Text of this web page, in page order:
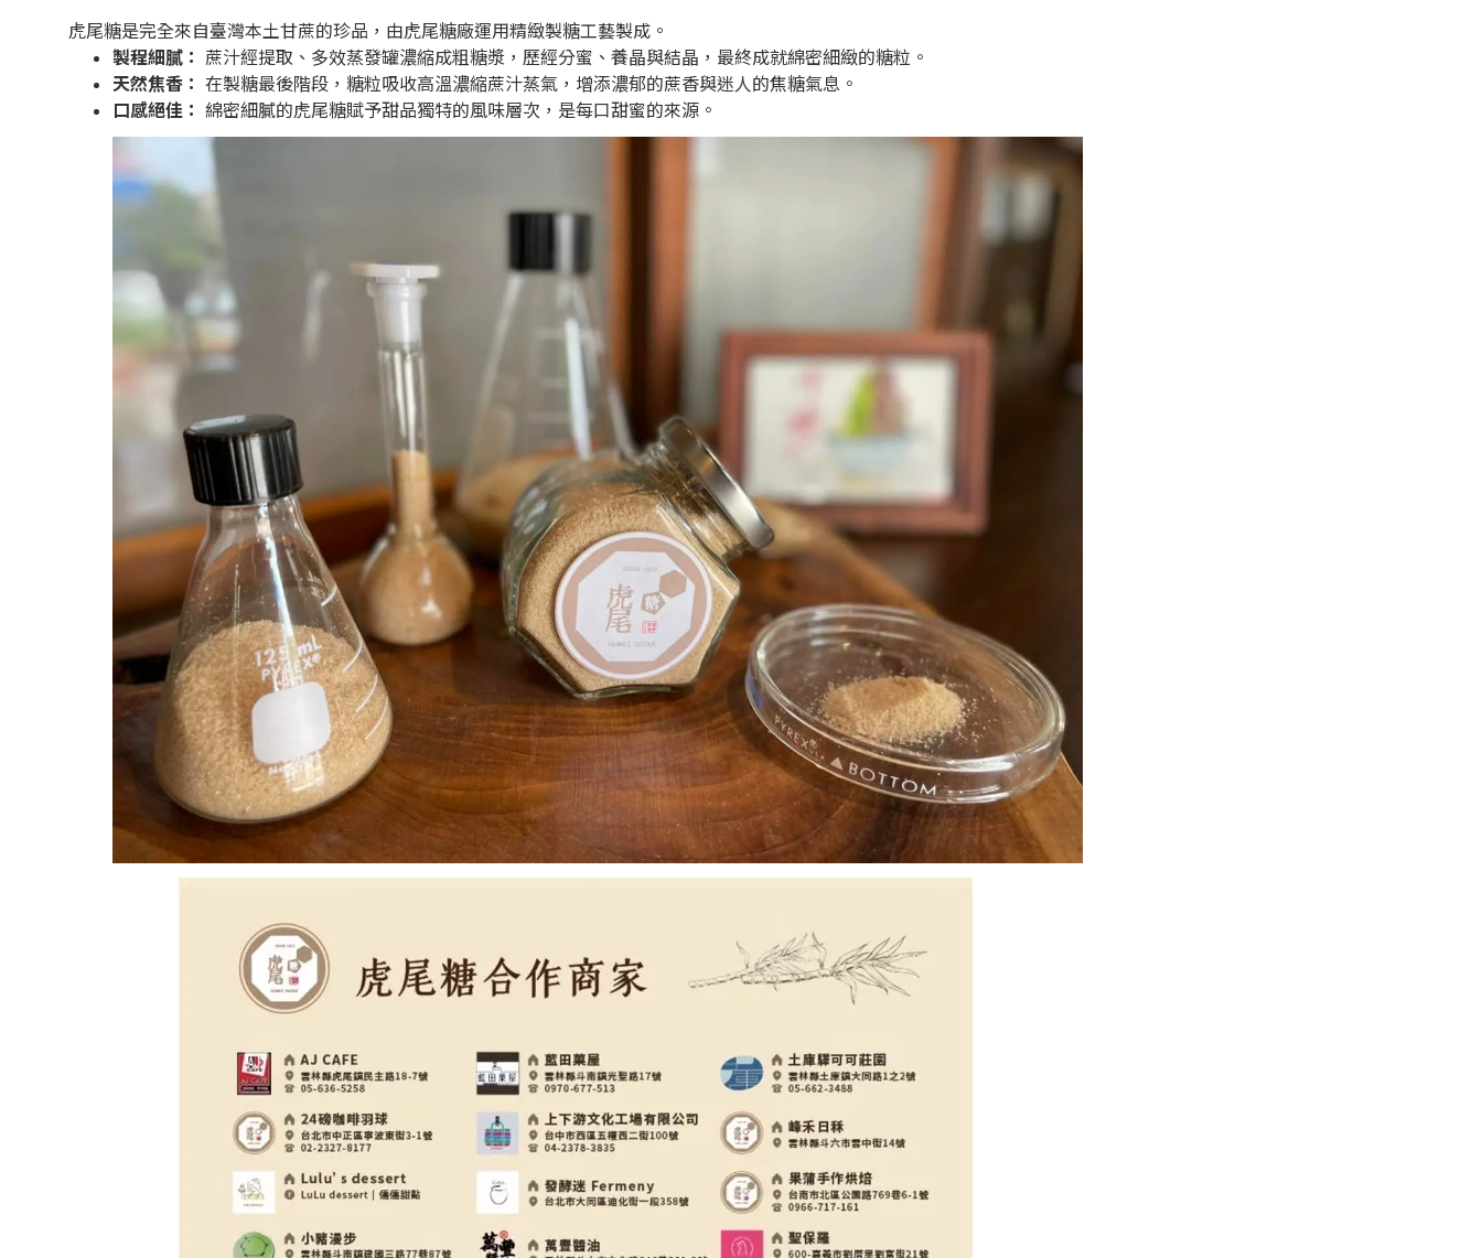
虎尾糖是完全來自臺灣本土甘蔗的珍品，由虎尾糖廠運用精緻製糖工藝製成。
製程細膩： 蔗汁經提取、多效蒸發罐濃縮成粗糖漿，歷經分蜜、養晶與結晶，最終成就綿密細緻的糖粒。
天然焦香： 在製糖最後階段，糖粒吸收高溫濃縮蔗汁蒸氣，增添濃郁的蔗香與迷人的焦糖氣息。
口感絕佳： 綿密細膩的虎尾糖賦予甜品獨特的風味層次，是每口甜蜜的來源。